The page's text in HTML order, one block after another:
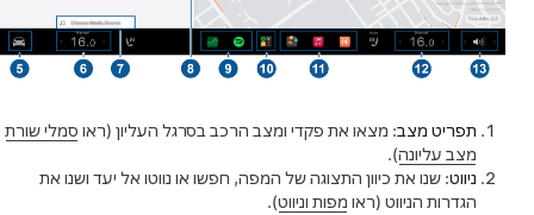
תפריט מצב: מצאו את פקדי ומצב הרכב בסרגל העליון (ראוסמלי שורת
מצב עליונה).
ניווט : שנו את כיוון התצוגה של המפה, חפשו או נווטו אל יעד ושנו את
הגדרות הניווט (ראומפות וניווט).